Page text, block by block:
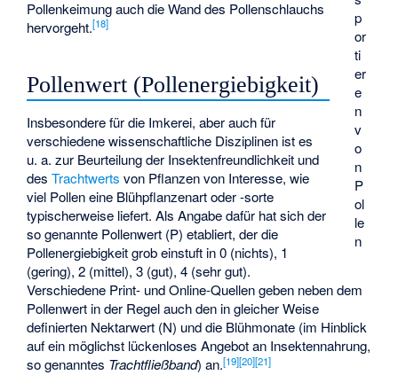
p
or
ti
er
e
n
v
o
n
P
ol
le
n
Pollenkeimung auch die Wand des Pollenschlauchs
hervorgeht.[18]
Pollenwert (Pollenergiebigkeit)
Insbesondere für die Imkerei, aber auch für
verschiedene wissenschaftliche Disziplinen ist es
u. a. zur Beurteilung der Insektenfreundlichkeit und
desTrachtwerts von Pflanzen von Interesse, wie
viel Pollen eine Blühpflanzenart oder -sorte
typischerweise liefert. Als Angabe dafür hat sich der
so genannte Pollenwert (P) etabliert, der die
Pollenergiebigkeit grob einstuft in 0 (nichts), 1
(gering), 2 (mittel), 3 (gut), 4 (sehr gut).
Verschiedene Print- und Online-Quellen geben neben dem
Pollenwert in der Regel auch den in gleicher Weise
definierten Nektarwert (N) und die Blühmonate (im Hinblick
auf ein möglichst lückenloses Angebot an Insektennahrung,
so genanntes Trachtfließband) an.[19][20][21]